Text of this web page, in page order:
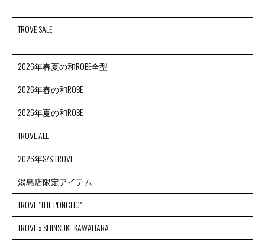
TROVE SALE
2026年春夏の和ROBE全型
2026年春の和ROBE
2026年夏の和ROBE
TROVE ALL
2026年S/S TROVE
湯島店限定アイテム
TROVE "THE PONCHO"
TROVE x SHINSUKE KAWAHARA